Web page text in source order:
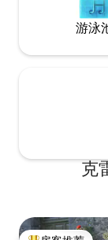
游泳
克